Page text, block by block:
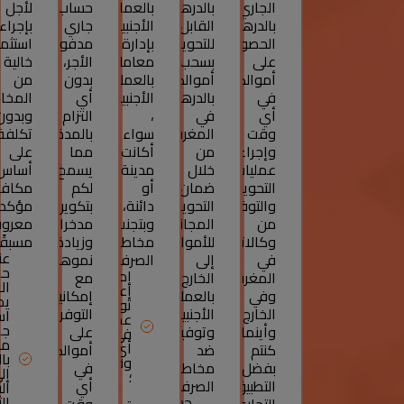
الجاري
بالدرهم
الحصول
على
أموالكم
في
أي
وقت
وإجراء
عمليات
التحويل
والتوفير
من
وكالاتنا
في
المغرب
وفي
الخارج
وأينما
كنتم
بفضل
التطبيق
بالدرهم
القابل
للتحويل
بسحب
أموالكم
بالدرهم
في
المغرب
من
خلال
ضمان
التحويل
المجاني
للأموال
إلى
الخارج
بالعملات
الأجنبية
وتوفيرتغطية
ضد
مخاطر
الصرف.
بالعملة
الأجنبية
بإدارة
معاملاتك
بالعملات
الأجنبية
،
سواء
أكانت
مدينة
أو
دائنة،
وبتجنب
مخاطر
الصرف.
إمكانية
إعادة
توطين
عملاتك
في
أي
وقت
؛
حساب
جاري
مدفوع
الأجر،
بدون
أي
التزام
بالمدة،
مما
يسمح
لكم
بتكوين
مدخرات
وزيادة
نموها
مع
إمكانية
التوفر
على
أموالكم
في
أي
لأجل
بإجراء
خالية
من
المخاطر
وبدون
تكلفة،
على
أساس
مكافأة
مؤكدة
مسبقًا.
عند
إلى